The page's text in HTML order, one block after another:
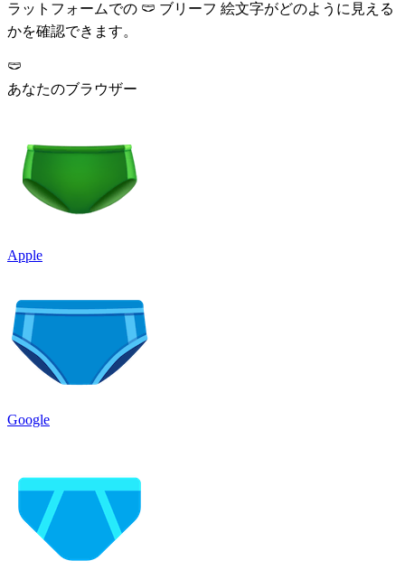
ラットフォームでの 🩲 ブリーフ 絵文字がどのように見える
かを確認できます。
🩲
あなたのブラウザー
Apple
Google